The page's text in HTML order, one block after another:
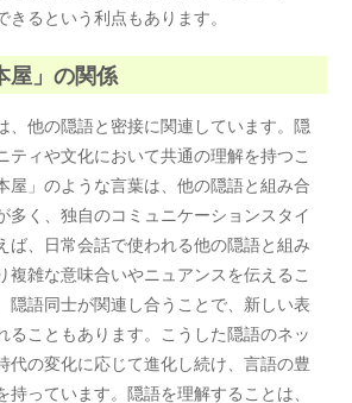
るという利点もあります。
屋」の関係
、他の隠語と密接に関連しています。隠
ティや文化において共通の理解を持つこ
屋」のような言葉は、他の隠語と組み合
多く、独自のコミュニケーションスタイ
ば、日常会話で使われる他の隠語と組み
複雑な意味合いやニュアンスを伝えるこ
隠語同士が関連し合うことで、新しい表
ることもあります。こうした隠語のネッ
代の変化に応じて進化し続け、言語の豊
っています。隠語を理解することは、